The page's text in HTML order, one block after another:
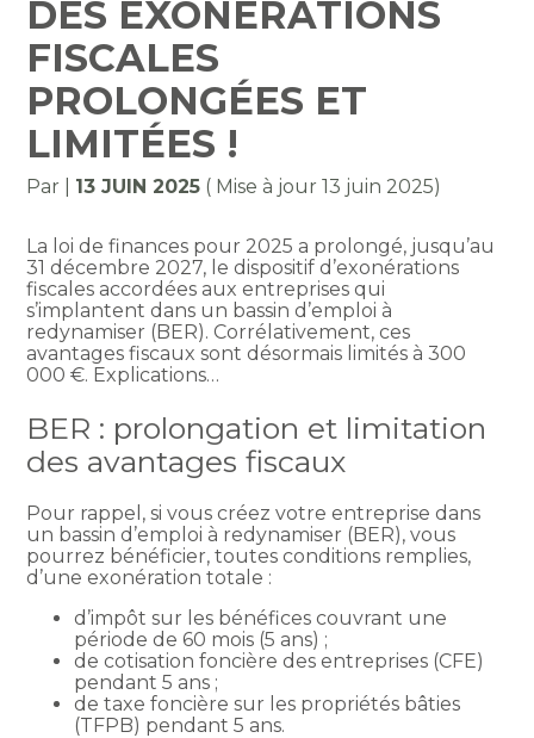
DES EXONÉRATIONS
FISCALES
PROLONGÉES ET
LIMITÉES !
Par 13 JUIN 2025 ( Mise à jour 13 juin 2025)
La loi de finances pour 2025 a prolongé, jusqu’au
31 décembre 2027, le dispositif d’exonérations
fiscales accordées aux entreprises qui
s’implantent dans un bassin d’emploi à
redynamiser (BER). Corrélativement, ces
avantages fiscaux sont désormais limités à 300
000 €. Explications…
BER : prolongation et limitation
des avantages fiscaux
Pour rappel, si vous créez votre entreprise dans
un bassin d’emploi à redynamiser (BER), vous
pourrez bénéficier, toutes conditions remplies,
d’une exonération totale :
d’impôt sur les bénéfices couvrant une
période de 60 mois (5 ans) ;
de cotisation foncière des entreprises (CFE)
pendant 5 ans ;
de taxe foncière sur les propriétés bâties
(TFPB) pendant 5 ans.